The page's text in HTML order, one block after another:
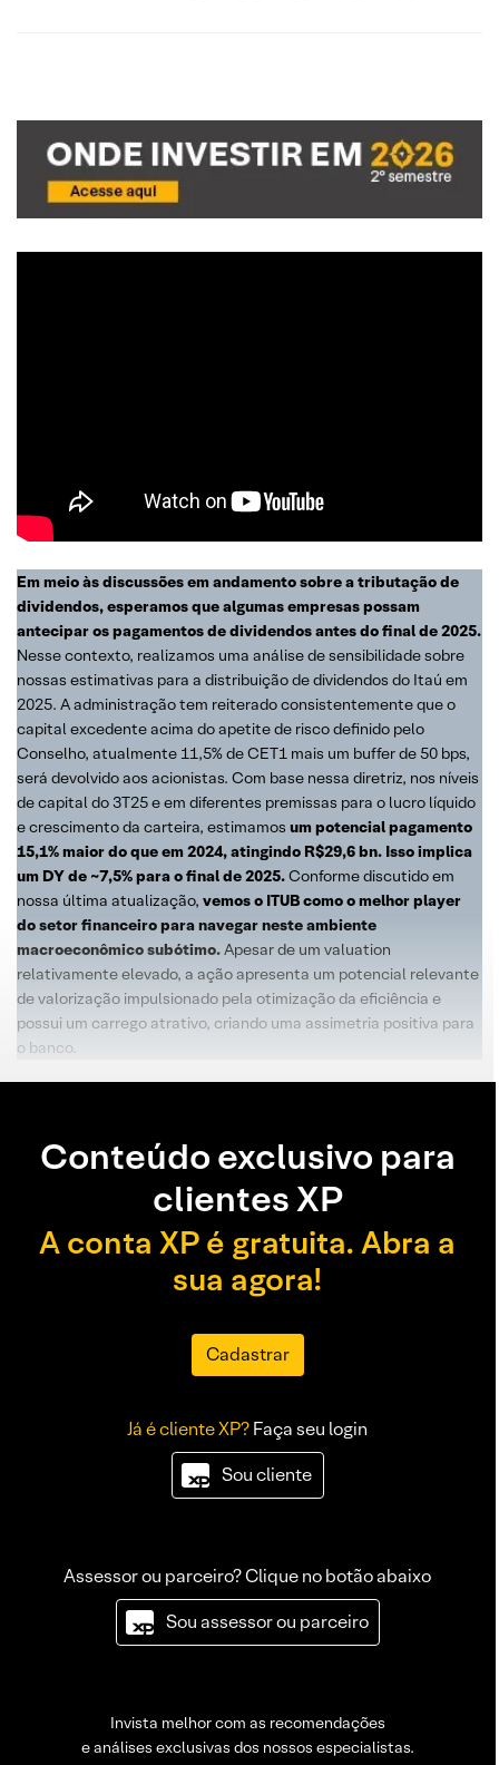
Em meio às discussões em andamento sobre a tributação de
dividendos, esperamos que algumas empresas possam
antecipar os pagamentos de dividendos antes do final de 2025.
Nesse contexto, realizamos uma análise de sensibilidade sobre
nossas estimativas para a distribuição de dividendos do Itaú em
2025. A administração tem reiterado consistentemente que o
capital excedente acima do apetite de risco definido pelo
Conselho, atualmente 11,5% de CET1 mais um buffer de 50 bps,
será devolvido aos acionistas. Com base nessa diretriz, nos níveis
de capital do 3T25 e em diferentes premissas para o lucro líquido
e crescimento da carteira, estimamos um potencial pagamento
15,1% maior do que em 2024, atingindo R$29,6 bn. Isso implica
um DY de ~7,5% para o final de 2025.Conforme discutido em
nossa última atualização, vemos o ITUB como o melhor player
do setor financeiro para navegar neste ambiente
macroeconômico subótimo.Apesar de um valuation
relativamente elevado, a ação apresenta um potencial relevante
de valorização impulsionado pela otimização da eficiência e
possui um carrego atrativo, criando uma assimetria positiva para
o banco.
Conteúdo exclusivo para
clientes XP
A conta XP é gratuita. Abra a
sua agora!
Cadastrar
Já é cliente XP?Faça seu login
Sou cliente
Assessor ou parceiro? Clique no botão abaixo
Sou assessor ou parceiro
Invista melhor com as recomendações
e análises exclusivas dos nossos especialistas.